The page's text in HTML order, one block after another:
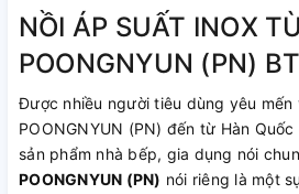
NỒI ÁP SUẤT INOX
POONGNYUN (PN)
Được nhiều người tiêu dùng yêu
POONGNYUN (PN) đến từ Hàn
sản phẩm nhà bếp, gia dụng nói
POONGNYUN (PN) nói riêng là một